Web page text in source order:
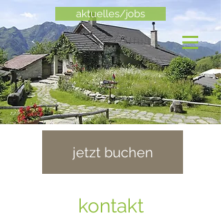
aktuelles/jobs
jetzt buchen
kontakt